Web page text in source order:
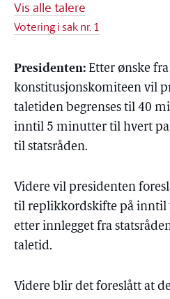
Vis alle talere
Votering i sak nr. 1
Presidenten: Etter ønske
konstitusjonskomiteen vil
taletiden begrenses til 40
inntil 5 minutter til hvert
til statsråden.
Videre vil presidenten
til replikkordskifte på inntil
etter innlegget fra
taletid.
Videre blir det foreslått at